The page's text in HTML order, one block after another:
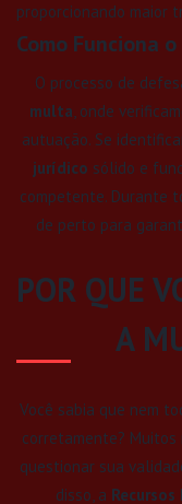
proporcionando maior
Como Funciona
O processo de
multa, onde
autuação. Se
jurídico sólido e
competente. Durante
de perto para
POR QUE
A
Você sabia que nem
corretamente?
questionar sua
disso, a